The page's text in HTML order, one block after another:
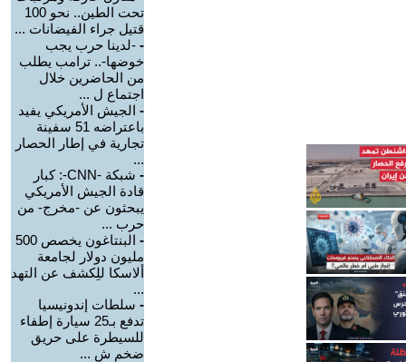
تحت الطين.. نحو 100
قتيل جراء الفيضانات ...
- -لدينا حرب يجب
خوضها-.. ترامب يطلب
من الحاضرين خلال
اجتماع ل ...
- الجيش الأمريكي يفيد
باعتراضه 51 سفينة
تجارية في إطار الحصار
...
-
شبكة -CNN-: كبار
قادة الجيش الأمريكي
يبحثون عن -مخرج- من
حرب ...
-
البنتاغون يخصص 500
مليون دولار لجامعة
ألاسكا للِكشف عن التهد
...
- سلطات إندونيسيا
تدفع بـ25 سيارة إطفاء
للسيطرة على حريق
ضخم ش ...